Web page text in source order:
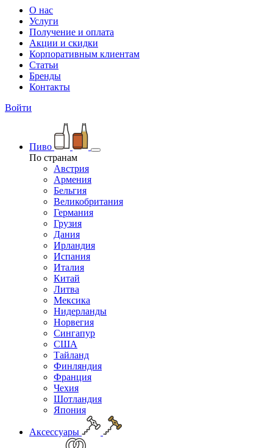
О нас
Услуги
Получение и оплата
Акции и скидки
Корпоративным клиентам
Статьи
Бренды
Контакты
Войти
Пиво
По странам
Австрия
Армения
Бельгия
Великобритания
Германия
Грузия
Дания
Ирландия
Испания
Италия
Китай
Литва
Мексика
Нидерланды
Норвегия
Сингапур
США
Тайланд
Финляндия
Франция
Чехия
Шотландия
Япония
Аксессуары